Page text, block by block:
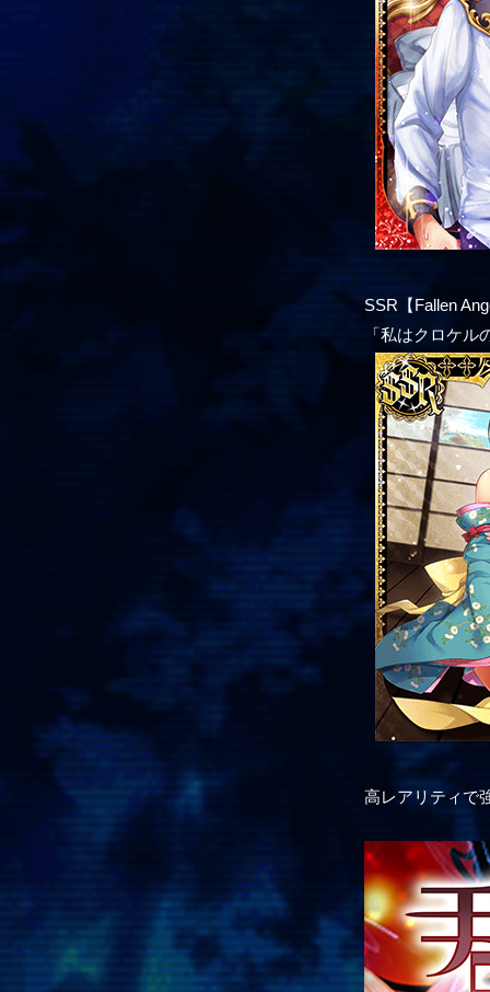
SSR【Fallen
「私はクロケ
高レアリティで